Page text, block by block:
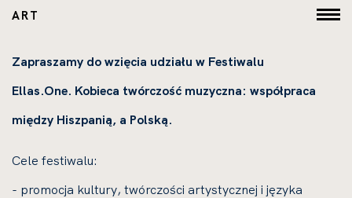
ART
Zapraszamy do wzięcia udziału w Festiwalu
Ellas.One. Kobieca twórczość muzyczna: współpraca
między Hiszpanią, a Polską.
Cele festiwalu:
- promocja kultury, twórczości artystycznej i języka